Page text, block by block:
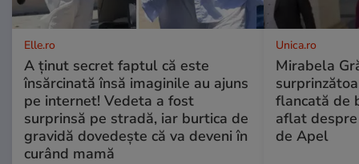
Elle.ro
A ținut secret faptul că este
însărcinată însă imaginile au ajuns
pe internet! Vedeta a fost
surprinsă pe stradă, iar burtica de
gravidă dovedește că va deveni în
curând mamă
Unica.ro
Mirabela
flancată de
aflat
de Apel